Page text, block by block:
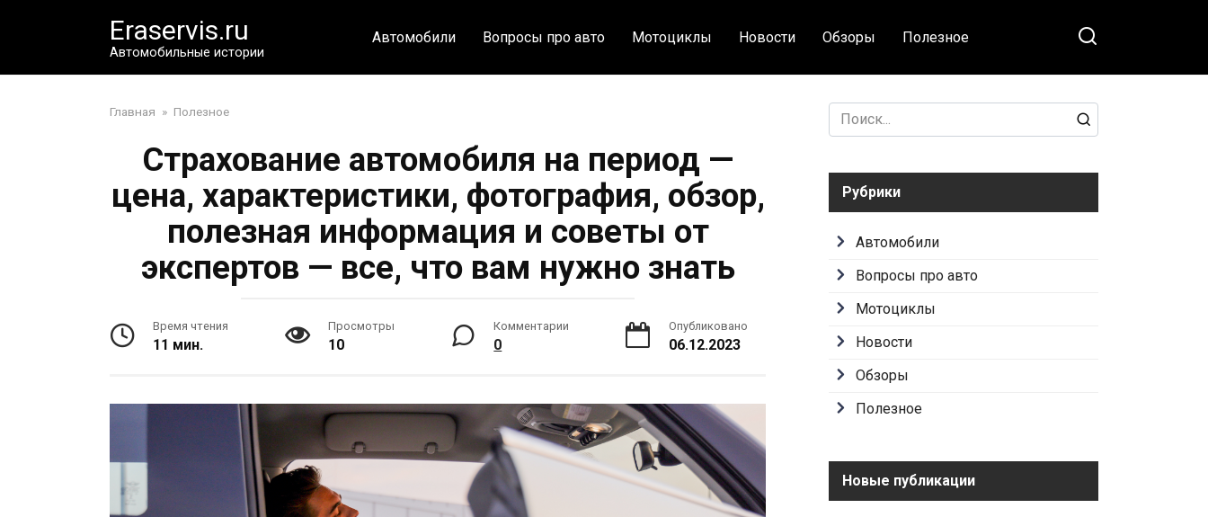
Eraservis.ru
Автомобильные истории
Автомобили Вопросы про авто Мотоциклы Новости Обзоры Полезное
Главная » Полезное
Страхование автомобиля на период —
цена, характеристики, фотография, обзор,
полезная информация и советы от
экспертов — все, что вам нужно знать
Время чтения
11 мин.
Просмотры
10
Комментарии
0
Опубликовано
06.12.2023
Search
for:
Рубрики
Автомобили
Вопросы про авто
Мотоциклы
Новости
Обзоры
Полезное
Новые публикации